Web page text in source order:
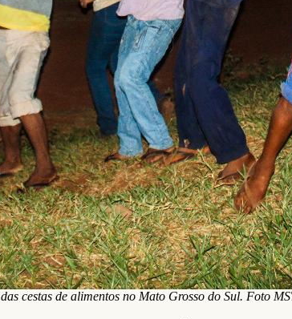
cestas de alimentos no Mato Grosso do Sul. Foto